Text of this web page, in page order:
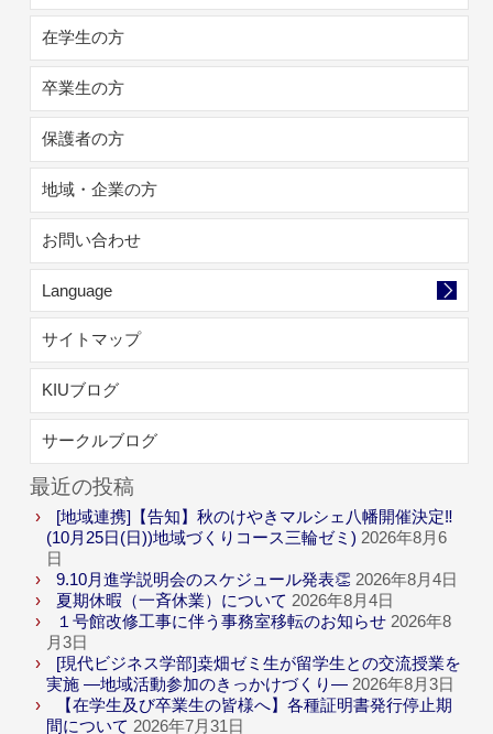
在学生の方
卒業生の方
保護者の方
地域・企業の方
お問い合わせ
Language
サイトマップ
KIUブログ
サークルブログ
最近の投稿
[地域連携]【告知】秋のけやきマルシェ八幡開催決定‼
(10月25日(日))地域づくりコース三輪ゼミ) 2026年8月6
日
9.10月進学説明会のスケジュール発表👏 2026年8月4日
夏期休暇（一斉休業）について 2026年8月4日
１号館改修工事に伴う事務室移転のお知らせ 2026年8
月3日
[現代ビジネス学部]桒畑ゼミ生が留学生との交流授業を
実施 ―地域活動参加のきっかけづくり― 2026年8月3日
【在学生及び卒業生の皆様へ】各種証明書発行停止期
間について 2026年7月31日